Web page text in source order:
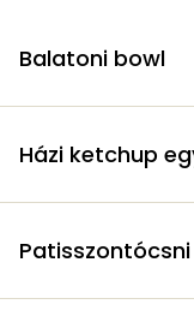
Balatoni bowl
Házi ketchup
Patisszontócsni